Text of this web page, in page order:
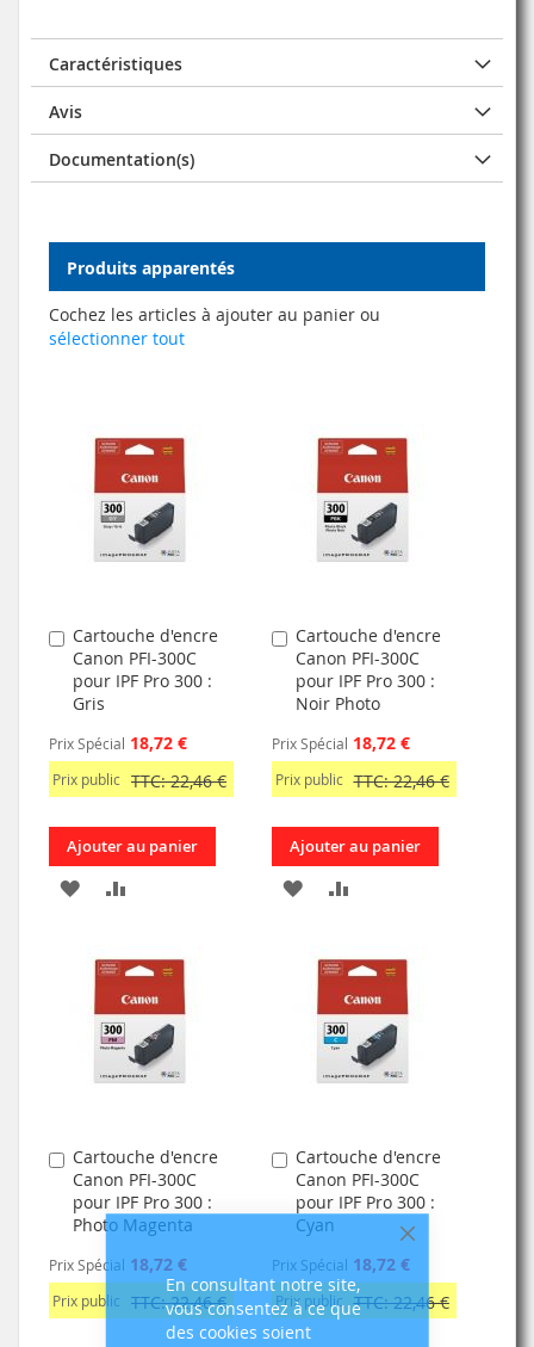
Fermer
En consultant notre site,
vous consentez à ce que
des cookies soient
Caractéristiques
Avis
Documentation(s)
Produits apparentés
Cochez les articles à ajouter au panier ou
sélectionner tout
Cartouche d'encre
Canon PFI-300C
pour IPF Pro 300 :
Gris
Prix Spécial 18,72 €
Prix public TTC: 22,46 €
Ajouter
au
panier
Ajouter au panier
AJOUTER
MA
LISTE
D’ENVIE
COMPARATEUR
Cartouche d'encre
Canon PFI-300C
pour IPF Pro 300 :
Noir Photo
Prix Spécial 18,72 €
Prix public TTC: 22,46 €
Ajouter
au
panier
Ajouter au panier
AJOUTER
MA
LISTE
D’ENVIE
COMPARATEUR
Cartouche d'encre
Canon PFI-300C
pour IPF Pro 300 :
Photo Magenta
Prix Spécial 18,72 €
Prix public TTC: 22,46 €
Ajouter
au
panier
Cartouche d'encre
Canon PFI-300C
pour IPF Pro 300 :
Cyan
Prix Spécial 18,72 €
Prix public TTC: 22,46 €
Ajouter
au
panier